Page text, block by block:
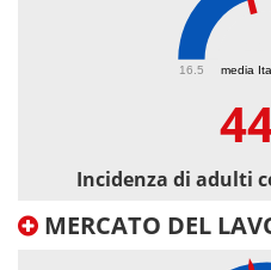
media
16.5
Incidenza di adulti
MERCATO DEL